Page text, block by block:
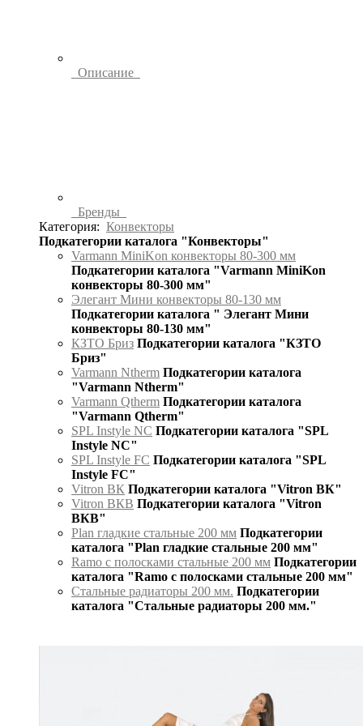
Описание
Бренды
Категория: Конвекторы
Подкатегории каталога "Конвекторы"
Varmann MiniKon конвекторы 80-300 мм
Подкатегории каталога "Varmann MiniKon
конвекторы 80-300 мм"
Элегант Мини конвекторы 80-130 мм
Подкатегории каталога " Элегант Мини
конвекторы 80-130 мм"
КЗТО Бриз Подкатегории каталога "КЗТО
Бриз"
Varmann Ntherm Подкатегории каталога
"Varmann Ntherm"
Varmann Qtherm Подкатегории каталога
"Varmann Qtherm"
SPL Instyle NC Подкатегории каталога "SPL
Instyle NC"
SPL Instyle FC Подкатегории каталога "SPL
Instyle FC"
Vitron ВК Подкатегории каталога "Vitron ВК"
Vitron ВКВ Подкатегории каталога "Vitron
ВКВ"
Plan гладкие стальные 200 мм Подкатегории
каталога "Plan гладкие стальные 200 мм"
Ramo с полосками стальные 200 мм Подкатегории
каталога "Ramo с полосками стальные 200 мм"
Стальные радиаторы 200 мм. Подкатегории
каталога "Стальные радиаторы 200 мм."